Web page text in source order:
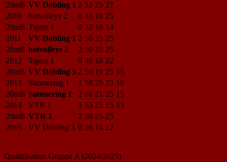
20mB VV Döbling 1 2 52 25 27
2010
hotvolleys 2 0 43 18 25
20mB Tigers 1 0 32 18 14
2011
VV Döbling 1 2 50 25 25
20mB hotvolleys 2 2 50 25 25
2012
Tigers 1 0 40 18 22
20mB VV Döbling 3 2 59 19 25 15
2013
Simmering 1 1 58 25 23 10
20mB Simmering 1 2 61 21 25 15
2014
VTR 1 1 53 25 15 13
20mB VTR 1 2 50 25 25
2015
VV Döbling 3 0 26 14 12
Qualifikation Gruppe A (2024/2025)